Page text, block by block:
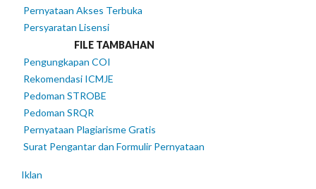
Pernyataan Akses Terbuka
Persyaratan Lisensi
FILE TAMBAHAN
Pengungkapan COI
Rekomendasi ICMJE
Pedoman STROBE
Pedoman SRQR
Pernyataan Plagiarisme Gratis
Surat Pengantar dan Formulir Pernyataan
Iklan